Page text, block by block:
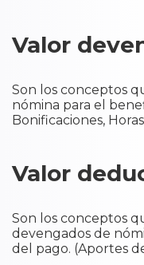
Valor
Son los conceptos
nómina para el
Bonificaciones,
Valor
Son los conceptos
devengados de
del pago. (Aportes